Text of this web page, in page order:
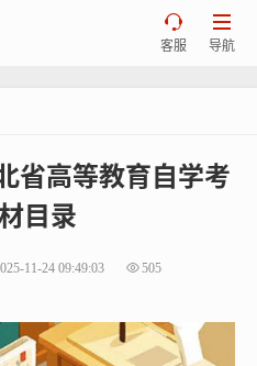

导航

客服
省高等教育自学考
目录
11-24 09:49:03 505